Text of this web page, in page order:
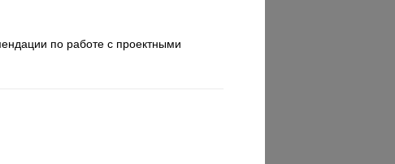
по работе с проектными